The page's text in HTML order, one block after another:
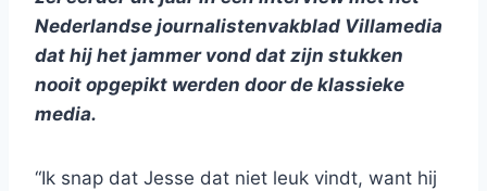
Nederlandse journalistenvakblad Villamedia
dat hij het jammer vond dat zijn stukken
nooit opgepikt werden door de klassieke
media.
“Ik snap dat Jesse dat niet leuk vindt, want hij